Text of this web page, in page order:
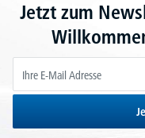
Jetzt zum